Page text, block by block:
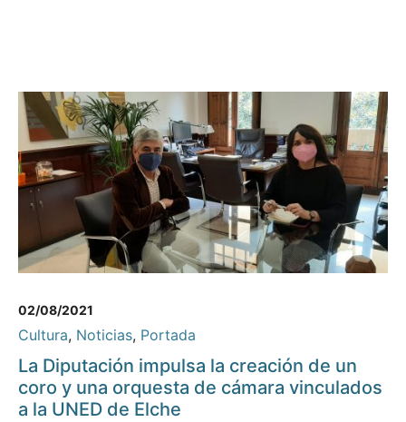
02/08/2021
Cultura, Noticias, Portada
La Diputación impulsa la creación de un
coro y una orquesta de cámara vinculados
a la UNED de Elche